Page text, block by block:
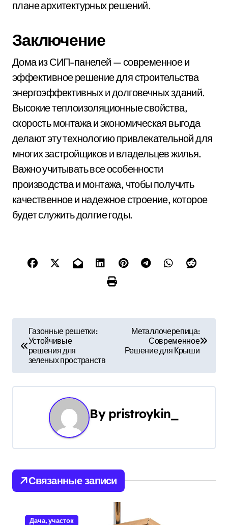
плане архитектурных решений.
Заключение
Дома из СИП-панелей — современное и
эффективное решение для строительства
энергоэффективных и долговечных зданий.
Высокие теплоизоляционные свойства,
скорость монтажа и экономическая выгода
делают эту технологию привлекательной для
многих застройщиков и владельцев жилья.
Важно учитывать все особенности
производства и монтажа, чтобы получить
качественное и надежное строение, которое
будет служить долгие годы.
в
и
ц
и
я
Газонные решетки:
Устойчивые
решения для
зеленых пространств
Металлочерепица:
Современное
Решение для Крыши
By pristroykin_
Связанные записи
Дача, участок